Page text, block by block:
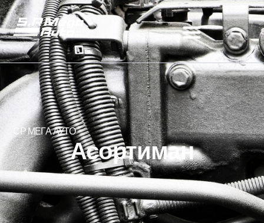
СР МЕГА АУТО
Асортиман